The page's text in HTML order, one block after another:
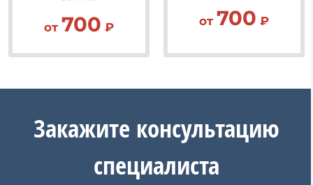
от 700 ₽ от 700 ₽
Закажите консультацию
специалиста